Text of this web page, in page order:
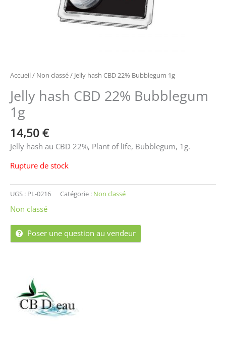
Accueil/ Non classé/ Jelly hash CBD 22% Bubblegum 1g
Jelly hash CBD 22% Bubblegum
1g
14,50 €
Jelly hash au CBD 22%, Plant of life, Bubblegum, 1g.
Rupture de stock
UGS : PL-0216 Catégorie : Non classé
Non classé
Poser une question au vendeur